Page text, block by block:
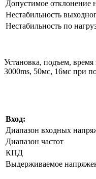
Допустимое отклонение
Нестабильность
Нестабильность по
Установка, подъем, время
3000ms, 50мс, 16мс при
Вход:
Диапазон входных
Диапазон частот
КПД
Выдерживаемое